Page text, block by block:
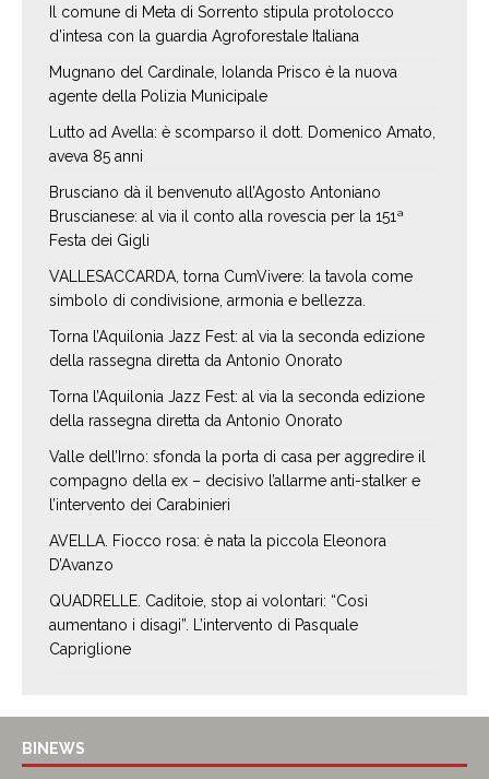
Il comune di Meta di Sorrento stipula protolocco
d’intesa con la guardia Agroforestale Italiana
Mugnano del Cardinale, Iolanda Prisco è la nuova
agente della Polizia Municipale
Lutto ad Avella: è scomparso il dott. Domenico Amato,
aveva 85 anni
Brusciano dà il benvenuto all’Agosto Antoniano
Bruscianese: al via il conto alla rovescia per la 151ª
Festa dei Gigli
VALLESACCARDA, torna CumVivere: la tavola come
simbolo di condivisione, armonia e bellezza.
Torna l’Aquilonia Jazz Fest: al via la seconda edizione
della rassegna diretta da Antonio Onorato
Torna l’Aquilonia Jazz Fest: al via la seconda edizione
della rassegna diretta da Antonio Onorato
Valle dell’Irno: sfonda la porta di casa per aggredire il
compagno della ex – decisivo l’allarme anti-stalker e
l’intervento dei Carabinieri
AVELLA. Fiocco rosa: è nata la piccola Eleonora
D’Avanzo
QUADRELLE. Caditoie, stop ai volontari: “Così
aumentano i disagi”. L’intervento di Pasquale
Capriglione
BINEWS